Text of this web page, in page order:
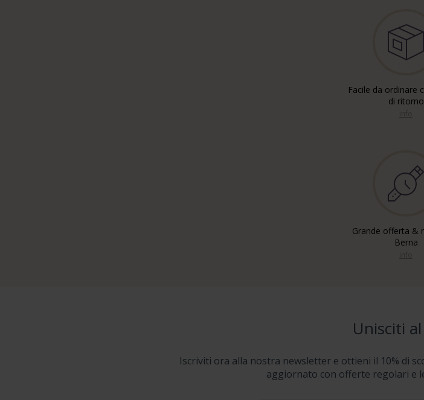
Facile da ordinare
di ritorno
Grande offerta &
Berna
Unisciti
Iscriviti ora alla nostra newsletter e ottieni il 10% di
aggiornato con offerte regolari e